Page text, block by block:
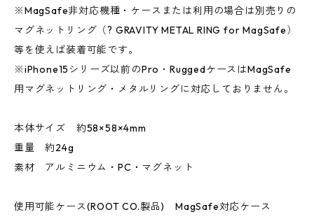
※MagSafe非対応機種・ケースまたは利用の場合は別売りの
マグネットリング（? GRAVITY METAL RING for MagSafe）
等を使えば装着可能です。
※iPhone15シリーズ以前のPro・RuggedケースはMagSafe
用マグネットリング・メタルリングに対応しておりません。
本体サイズ 約58×58×4mm
重量 約24g
素材 アルミニウム・PC・マグネット
使用可能ケース(ROOT CO.製品) MagSafe対応ケース